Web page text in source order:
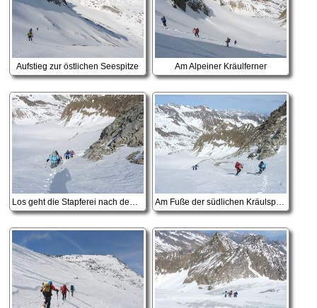
Aufstieg zur östlichen Seespitze Am Alpeiner Kräulferner